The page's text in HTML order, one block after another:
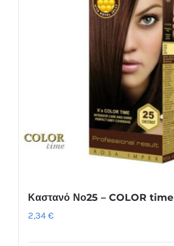
Καστανό Νο25 – COLOR time
2,34 €